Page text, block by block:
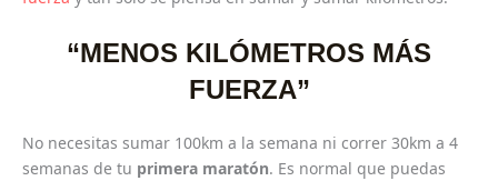
“MENOS KILÓMETROS MÁS
FUERZA”
No necesitas sumar 100km a la semana ni correr 30km a 4
semanas de tu primera maratón. Es normal que puedas